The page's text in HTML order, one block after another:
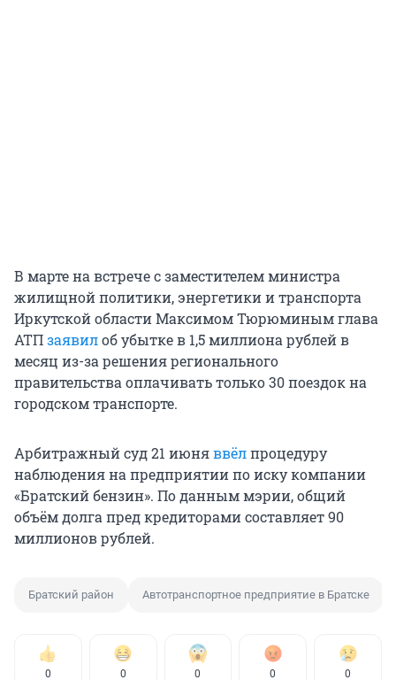
В марте на встрече с заместителем министра
жилищной политики, энергетики и транспорта
Иркутской области Максимом Тюрюминым глава
АТПзаявилоб убытке в 1,5 миллиона рублей в
месяц из-за решения регионального
правительства оплачивать только 30 поездок на
городском транспорте.
Арбитражный суд 21 июняввёлпроцедуру
наблюдения на предприятии по иску компании
«Братский бензин». По данным мэрии, общий
объём долга пред кредиторами составляет 90
миллионов рублей.
Братский район Автотранспортное предприятие в Братске
0 0 0 0 0